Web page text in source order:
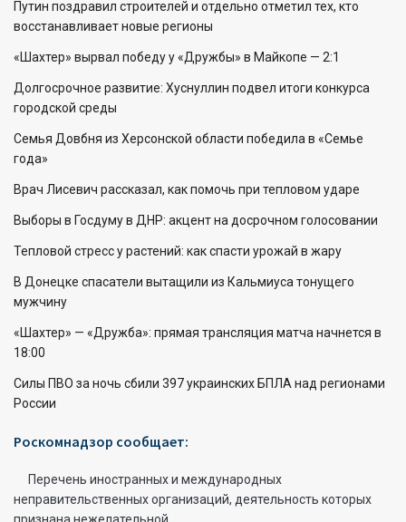
Путин поздравил строителей и отдельно отметил тех, кто
восстанавливает новые регионы
«Шахтер» вырвал победу у «Дружбы» в Майкопе — 2:1
Долгосрочное развитие: Хуснуллин подвел итоги конкурса
городской среды
Семья Довбня из Херсонской области победила в «Семье
года»
Врач Лисевич рассказал, как помочь при тепловом ударе
Выборы в Госдуму в ДНР: акцент на досрочном голосовании
Тепловой стресс у растений: как спасти урожай в жару
В Донецке спасатели вытащили из Кальмиуса тонущего
мужчину
«Шахтер» — «Дружба»: прямая трансляция матча начнется в
18:00
Силы ПВО за ночь сбили 397 украинских БПЛА над регионами
России
Роскомнадзор сообщает:
Перечень иностранных и международных
неправительственных организаций, деятельность которых
признана нежелательной